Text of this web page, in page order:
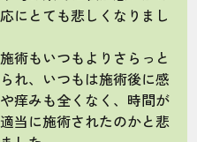
にとても悲しくなりまし
術もいつもよりさらっと
れ、いつもは施術後に感
痒みも全くなく、時間が
当に施術されたのかと悲